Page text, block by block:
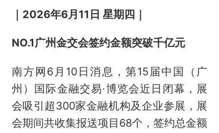
｜2026年6月11日 星期四｜
NO.1广州金交会签约金额突破千亿元
南方网6月10日消息，第15届中国（广
州）国际金融交易·博览会近日闭幕，展
会吸引超300家金融机构及企业参展，展
会期间共收集报送项目68个，签约总金额